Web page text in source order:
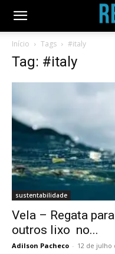
Início Tags #italy
Tag: #italy
sustentabilidade
Vela – Regata
outros lixo no...
Adilson Pacheco - 12 de julho